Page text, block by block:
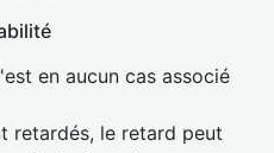
en aucun cas associé
retardés, le retard peut